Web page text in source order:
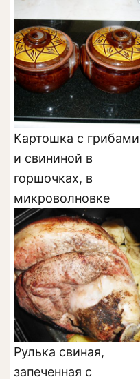
Картошка с грибами
и свининой в
горшочках, в
микроволновке
Рулька свиная,
запеченная с